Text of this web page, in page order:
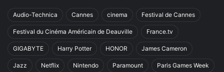
Audio-Technica Cannes cinema Festival de Cannes
Festival du Cinéma Américain de Deauville France.tv
GIGABYTE Harry Potter HONOR James Cameron
Jazz Netflix Nintendo Paramount Paris Games Week